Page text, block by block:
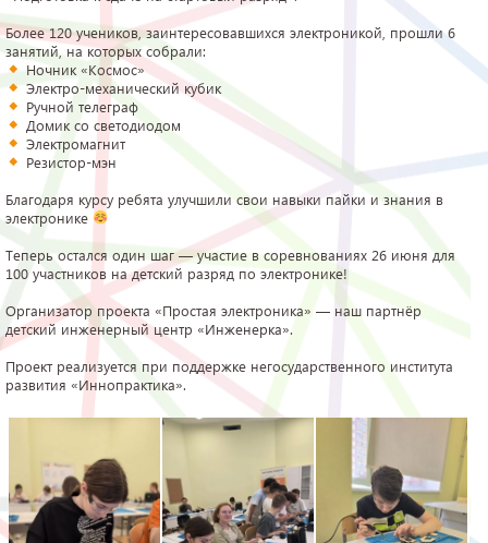
Более 120 учеников, заинтересовавшихся электроникой, прошли 6
занятий, на которых собрали:
Ночник «Космос»
Электро-механический кубик
Ручной телеграф
Домик со светодиодом
Электромагнит
Резистор-мэн
Благодаря курсу ребята улучшили свои навыки пайки и знания в
электронике
Теперь остался один шаг — участие в соревнованиях 26 июня для
100 участников на детский разряд по электронике!
Организатор проекта «Простая электроника» — наш партнёр
детский инженерный центр «Инженерка».
Проект реализуется при поддержке негосударственного института
развития «Иннопрактика».